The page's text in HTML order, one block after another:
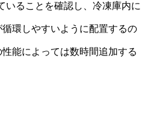
いることを確認し、冷凍庫内に
環しやすいように配置するの
能によっては数時間追加する